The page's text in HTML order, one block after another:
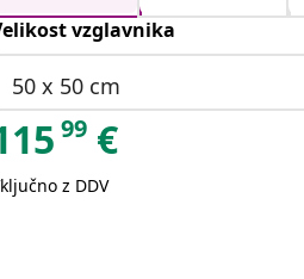
vzglavnika
50 x 50 cm
99 €
z DDV